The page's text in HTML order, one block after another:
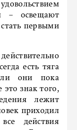
– освещают
первыми
есть тяга
они пока
знак того,
лежит
приходил
действия